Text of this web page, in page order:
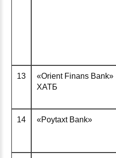
13
«Orient Finans Bank»
ХАТБ
14 «Poytaxt Bank»